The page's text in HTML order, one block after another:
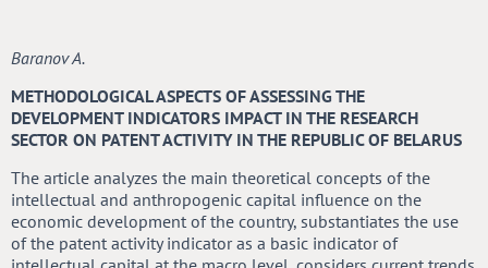
Baranov A.
METHODOLOGICAL ASPECTS OF ASSESSING THE
DEVELOPMENT INDICATORS IMPACT IN THE RESEARCH
SECTOR ON PATENT ACTIVITY IN THE REPUBLIC OF BELARUS
The article analyzes the main theoretical concepts of the
intellectual and anthropogenic capital influence on the
economic development of the country, substantiates the use
of the patent activity indicator as a basic indicator of